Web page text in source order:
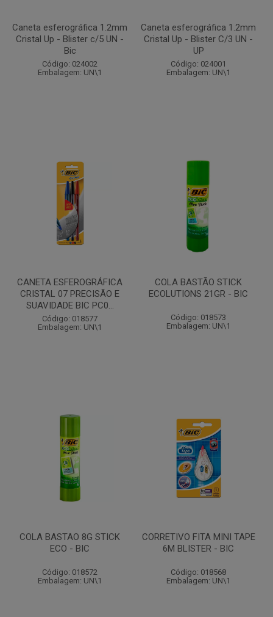
Caneta esferográfica 1.2mm
Cristal Up - Blister c/5 UN -
Bic
Código: 024002
Embalagem: UN\1
Caneta esferográfica 1.2mm
Cristal Up - Blister C/3 UN -
UP
Código: 024001
Embalagem: UN\1
CANETA ESFEROGRÁFICA
CRISTAL 07 PRECISÃO E
SUAVIDADE BIC PC0...
Código: 018577
Embalagem: UN\1
COLA BASTÃO STICK
ECOLUTIONS 21GR - BIC
Código: 018573
Embalagem: UN\1
COLA BASTAO 8G STICK
ECO - BIC
Código: 018572
Embalagem: UN\1
CORRETIVO FITA MINI TAPE
6M BLISTER - BIC
Código: 018568
Embalagem: UN\1